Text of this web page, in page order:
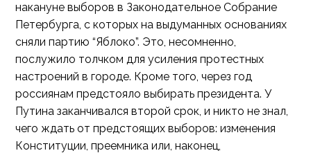
накануне выборов в Законодательное Собрание
Петербурга, с которых на выдуманных основаниях
сняли партию “Яблоко”. Это, несомненно,
послужило толчком для усиления протестных
настроений в городе. Кроме того, через год
россиянам предстояло выбирать президента. У
Путина заканчивался второй срок, и никто не знал,
чего ждать от предстоящих выборов: изменения
Конституции, преемника или, наконец,